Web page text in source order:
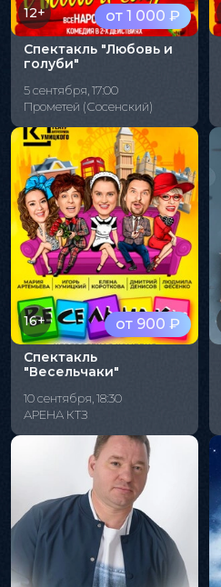
от 1 000 ₽
12+
Спектакль "Любовь и
голуби"
5 сентября, 17:00
Прометей (Сосенский)
от 900 ₽
16+
Спектакль
"Весельчаки"
10 сентября, 18:30
АРЕНА КТЗ